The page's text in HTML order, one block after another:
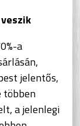
a
jelentős,
többen
a jelenlegi